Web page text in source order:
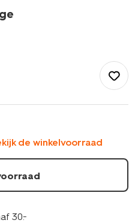
de winkelvoorraad
30.-